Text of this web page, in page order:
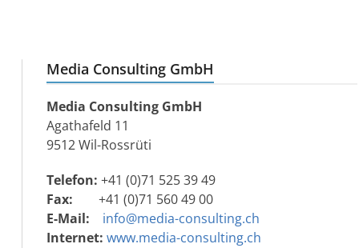
Media Consulting GmbH
Media Consulting GmbH
Agathafeld 11
9512 Wil-Rossrüti
Telefon: +41 (0)71 525 39 49
Fax: +41 (0)71 560 49 00
E-Mail:
info@media-consulting.ch
Internet: www.media-consulting.ch